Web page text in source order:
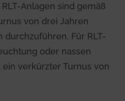
Anlagen sind gemäß
von drei Jahren
durchzuführen. Für RLT-
oder nassen
verkürzter Turnus von